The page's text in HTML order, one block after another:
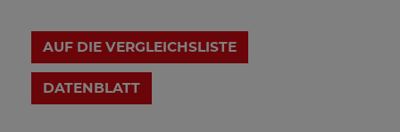
AUF DIE VERGLEICHSLISTE
DATENBLATT